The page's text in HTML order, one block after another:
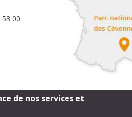
53 00
Footer
mentions légales
de nos services et